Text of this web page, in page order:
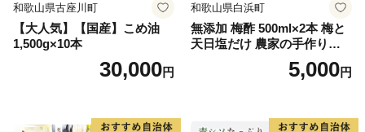
和歌山県古座川町
【大人気】【国産】こめ油
1,500g×10本
30,000円
和歌山県白浜町
無添加 梅酢 500ml×2本 梅と
天日塩だけ 農家の手作り完
5,000円